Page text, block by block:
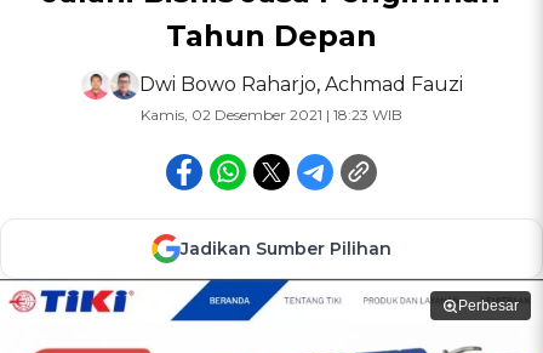
Tahun Depan
Dwi Bowo Raharjo, Achmad Fauzi
Kamis, 02 Desember 2021 | 18:23 WIB
Jadikan Sumber Pilihan
Perbesar